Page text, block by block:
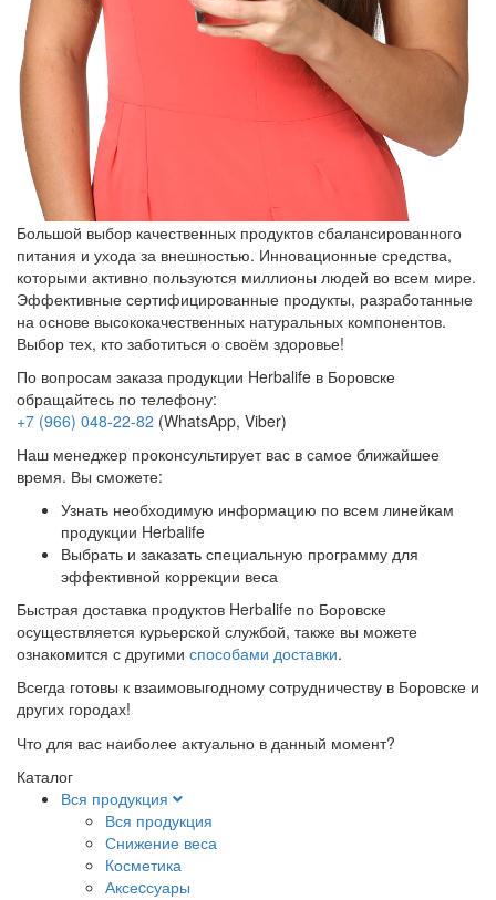
Большой выбор качественных продуктов сбалансированного
питания и ухода за внешностью. Инновационные средства,
которыми активно пользуются миллионы людей во всем мире.
Эффективные сертифицированные продукты, разработанные
на основе высококачественных натуральных компонентов.
Выбор тех, кто заботиться о своём здоровье!
По вопросам заказа продукции Herbalife в Боровске
обращайтесь по телефону:
+7 (966) 048-22-82 (WhatsApp, Viber)
Наш менеджер проконсультирует вас в самое ближайшее
время. Вы сможете:
Узнать необходимую информацию по всем линейкам
продукции Herbalife
Выбрать и заказать специальную программу для
эффективной коррекции веса
Быстрая доставка продуктов Herbalife по Боровске
осуществляется курьерской службой, также вы можете
ознакомится с другими способами доставки.
Всегда готовы к взаимовыгодному сотрудничеству в Боровске и
других городах!
Что для вас наиболее актуально в данный момент?
Каталог
Вся продукция
Вся продукция
Снижение веса
Косметика
Аксеcсуары